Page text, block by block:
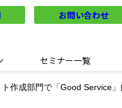
お問い合わせ
セミナー一覧
作成部門で「Good Service」